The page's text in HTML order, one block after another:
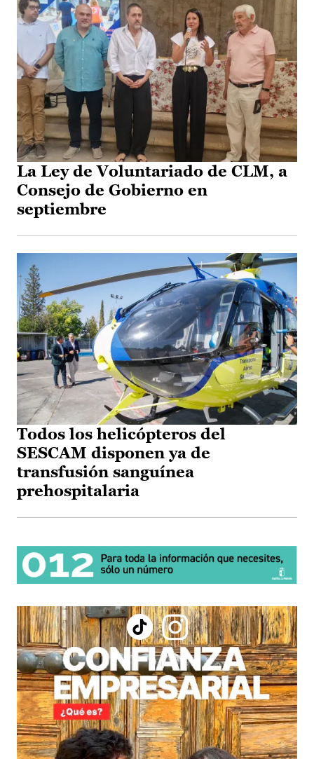
La Ley de Voluntariado de CLM, a
Consejo de Gobierno en
septiembre
Todos los helicópteros del
SESCAM disponen ya de
transfusión sanguínea
prehospitalaria